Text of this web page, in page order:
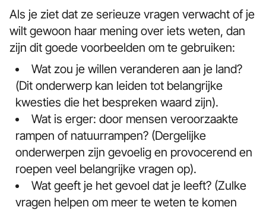
Als je ziet dat ze serieuze vragen verwacht of je
wilt gewoon haar mening over iets weten, dan
zijn dit goede voorbeelden om te gebruiken:
Wat zou je willen veranderen aan je land?
(Dit onderwerp kan leiden tot belangrijke
kwesties die het bespreken waard zijn).
Wat is erger: door mensen veroorzaakte
rampen of natuurrampen? (Dergelijke
onderwerpen zijn gevoelig en provocerend en
roepen veel belangrijke vragen op).
Wat geeft je het gevoel dat je leeft? (Zulke
vragen helpen om meer te weten te komen